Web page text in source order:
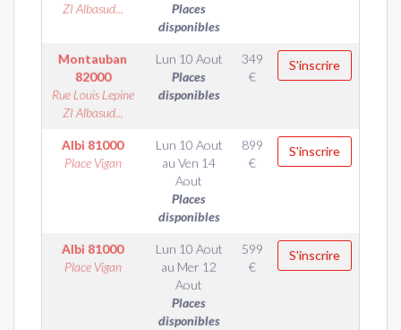
ZI Albasud...
Places
disponibles
Montauban
82000
Rue Louis Lepine
ZI Albasud...
Lun 10 Aout
Places
disponibles
349
€
S'inscrire
Albi 81000
Place Vigan
Lun 10 Aout
au Ven 14
Aout
Places
disponibles
899
€
S'inscrire
Albi 81000
Place Vigan
Lun 10 Aout
au Mer 12
Aout
Places
disponibles
599
€
S'inscrire